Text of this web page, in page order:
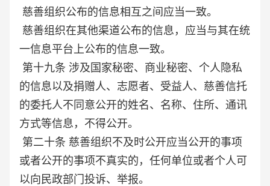
慈善组织公布的信息相互之间应当一致。
慈善组织在其他渠道公布的信息，应当与其在统
一信息平台上公布的信息一致。
第十九条 涉及国家秘密、商业秘密、个人隐私
的信息以及捐赠人、志愿者、受益人、慈善信托
的委托人不同意公开的姓名、名称、住所、通讯
方式等信息，不得公开。
第二十条 慈善组织不及时公开应当公开的事项
或者公开的事项不真实的，任何单位或者个人可
以向民政部门投诉、举报。